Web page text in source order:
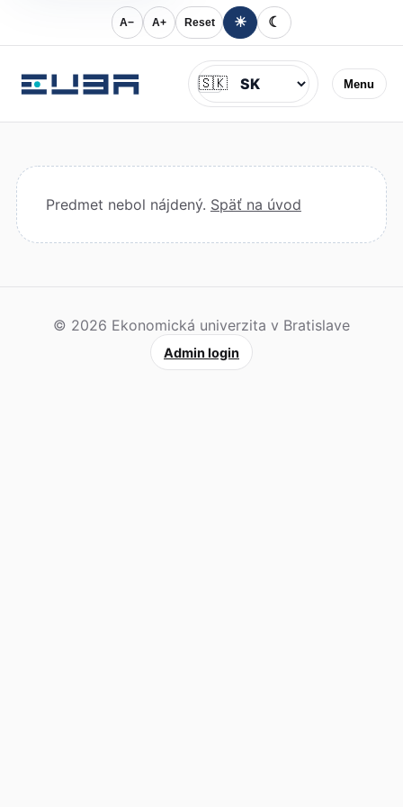
A− A+ Reset ☀ ☾
Menu
Jazyk
🇸🇰
Predmet nebol nájdený. Späť na úvod
© 2026 Ekonomická univerzita v Bratislave
Admin login